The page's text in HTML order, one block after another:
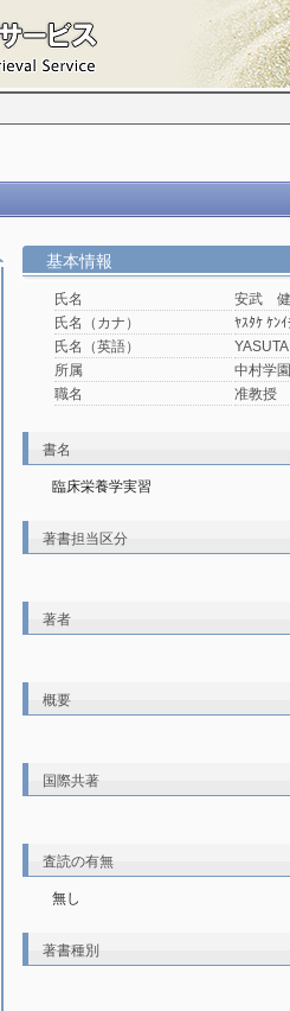
基本情報
氏名
安武
氏名（カナ）
ﾔｽﾀｹ ｹﾝ
氏名（英語）
所属
中村学
職名
准教授
書名
臨床栄養学実習
著書担当区分
著者
概要
国際共著
査読の有無
無し
著書種別